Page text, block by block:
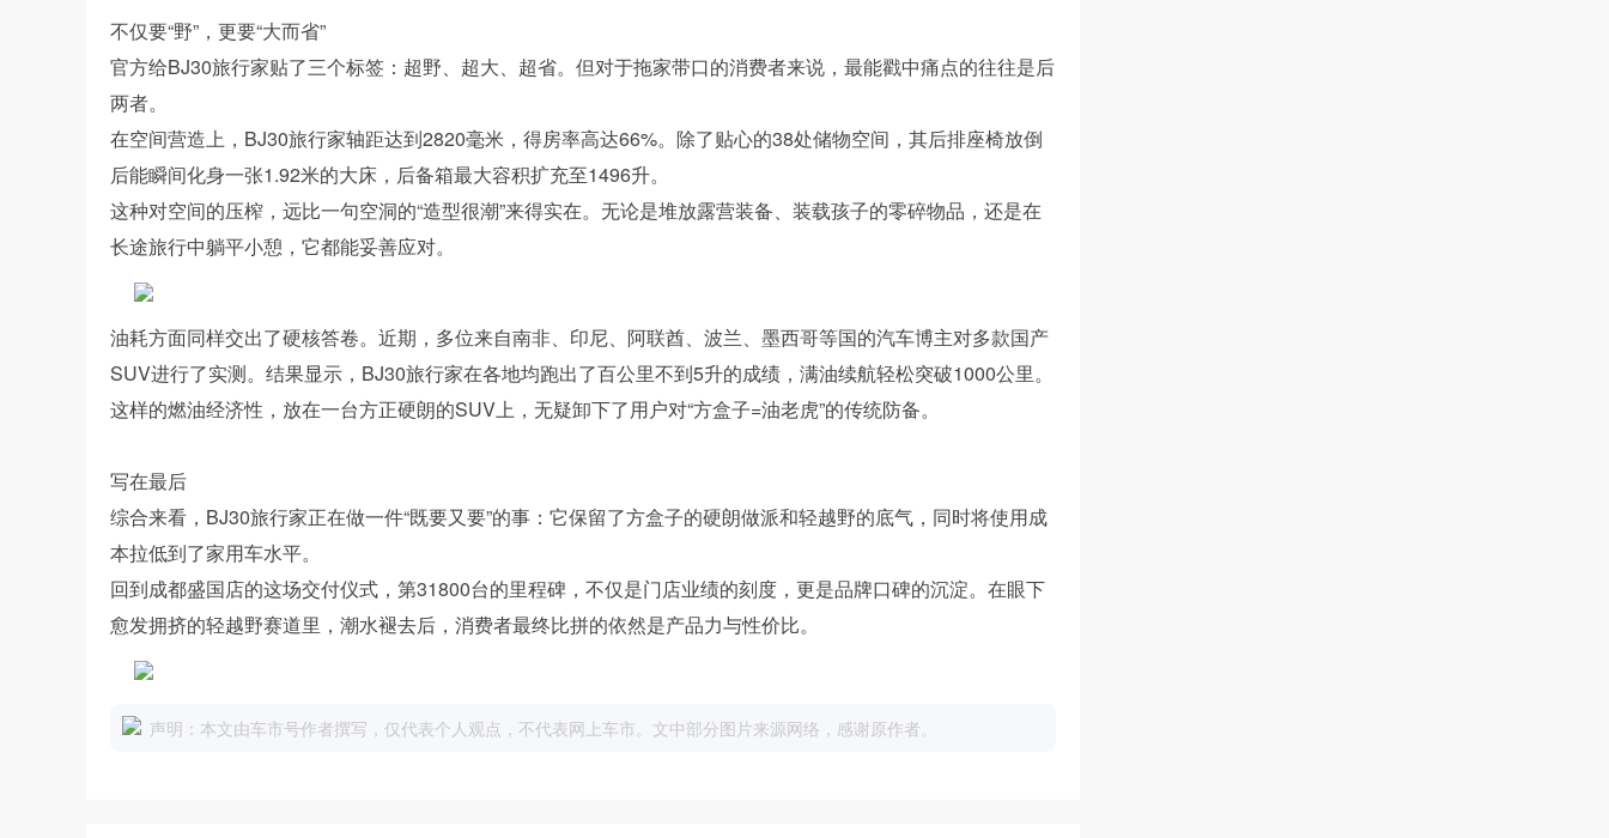
不仅要“野”，更要“大而省”
官方给BJ30旅行家贴了三个标签：超野、超大、超省。但对于拖家带口的消费者来说，最能戳中痛点的往往是后
两者。
在空间营造上，BJ30旅行家轴距达到2820毫米，得房率高达66%。除了贴心的38处储物空间，其后排座椅放倒
后能瞬间化身一张1.92米的大床，后备箱最大容积扩充至1496升。
这种对空间的压榨，远比一句空洞的“造型很潮”来得实在。无论是堆放露营装备、装载孩子的零碎物品，还是在
长途旅行中躺平小憩，它都能妥善应对。
油耗方面同样交出了硬核答卷。近期，多位来自南非、印尼、阿联酋、波兰、墨西哥等国的汽车博主对多款国产
SUV进行了实测。结果显示，BJ30旅行家在各地均跑出了百公里不到5升的成绩，满油续航轻松突破1000公里。
这样的燃油经济性，放在一台方正硬朗的SUV上，无疑卸下了用户对“方盒子=油老虎”的传统防备。
写在最后
综合来看，BJ30旅行家正在做一件“既要又要”的事：它保留了方盒子的硬朗做派和轻越野的底气，同时将使用成
本拉低到了家用车水平。
回到成都盛国店的这场交付仪式，第31800台的里程碑，不仅是门店业绩的刻度，更是品牌口碑的沉淀。在眼下
愈发拥挤的轻越野赛道里，潮水褪去后，消费者最终比拼的依然是产品力与性价比。
声明：本文由车市号作者撰写，仅代表个人观点，不代表网上车市。文中部分图片来源网络，感谢原作者。